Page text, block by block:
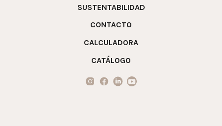
SUSTENTABILIDAD
CONTACTO
CALCULADORA
CATÁLOGO